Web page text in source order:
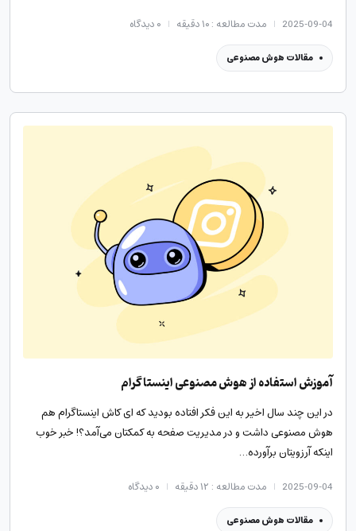
2025-09-04 مدت مطالعه : ۱۰ دقیقه ۰دیدگاه
مقالات هوش مصنوعی
آموزش استفاده از هوش مصنوعی اینستاگرام
در این چند سال اخیر به این فکر افتاده بودید که ای کاش اینستاگرام هم
هوش مصنوعی داشت و در مدیریت صفحه به کمکتان می‌آمد؟! خبر خوب
اینکه آرزویتان برآورده…
2025-09-04 مدت مطالعه : ۱۲ دقیقه ۰دیدگاه
مقالات هوش مصنوعی